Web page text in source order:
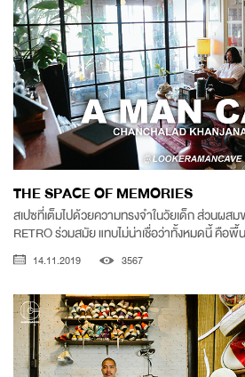
THE SPACE OF MEMORIES
สเปซที่เต็มไปด้วยความทรงจำในวัยเด็ก ส่วนผสม
RETRO ร่วมสมัย แทบไม่น่าเชื่อว่าทั้งหมดนี้ คือ
14.11.2019 3567